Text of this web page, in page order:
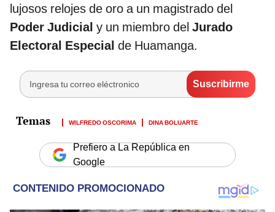
lujosos relojes de oro a un magistrado del
Poder Judicial y un miembro del Jurado
Electoral Especial de Huamanga.
WILFREDO OSCORIMA DINA BOLUARTE
Prefiero a La República en
Google